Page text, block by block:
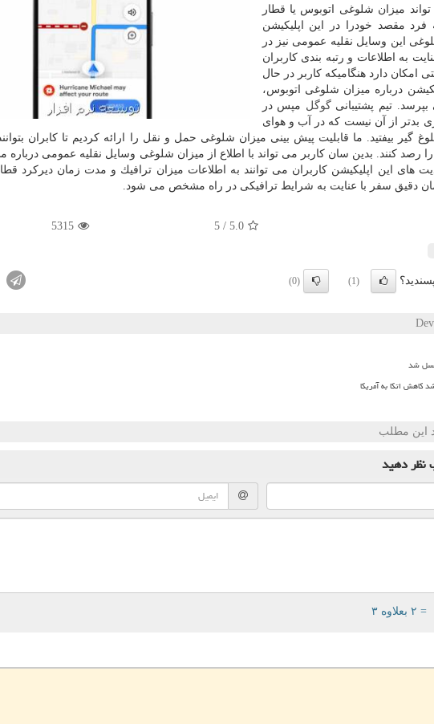
میزان شلوغی اتوبوس یا قطار
فرد مقصد خودرا در این اپلیكیشن
این وسایل نقلیه عمومی نیز در
به اطلاعات و رتبه بندی كاربران
دارد هنگامیكه كاربر در حال
درباره میزان شلوغی اتوبوس،
تیم پشتیبانیگوگل مپس در
بدتر از آن نیست كه در آب و هوای
گیر بیفتید. ما قابلیت پیش بینی میزان شلوغی حمل و نقل را ارائه كردیم تا كابران
رصد كنند. بدین سان كاربر می تواند با اطلاع از میزان شلوغی وسایل نقلیه عمومی درباره
های این اپلیكیشن كاربران می توانند به اطلاعات میزان ترافیك و مدت زمان دیركرد
دقیق سفر با عنایت به شرایط ترافیكی در راه مشخص می شود.
5.0
/
5
5315
(1)
(0)
کاهش اتکا به آمریکا
نظر دهید
= ۲ بعلاوه ۳